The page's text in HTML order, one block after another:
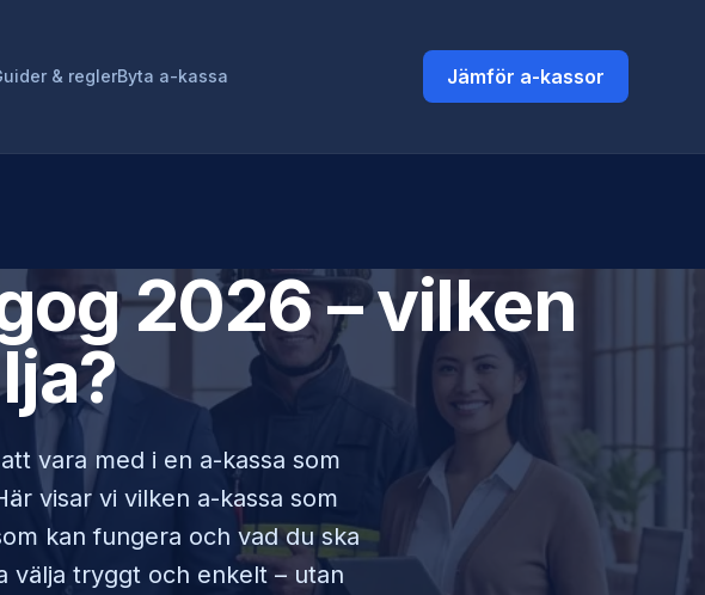
& reglerByta a-kassa Jämför a-kassor
2026 – vilken
vara med i en a-kassa som
visar vi vilken a-kassa som
kan fungera och vad du ska
välja tryggt och enkelt – utan